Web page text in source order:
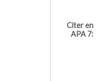
Citer en
APA 7: